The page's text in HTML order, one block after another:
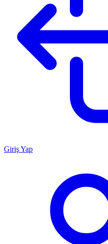
Giriş Yap